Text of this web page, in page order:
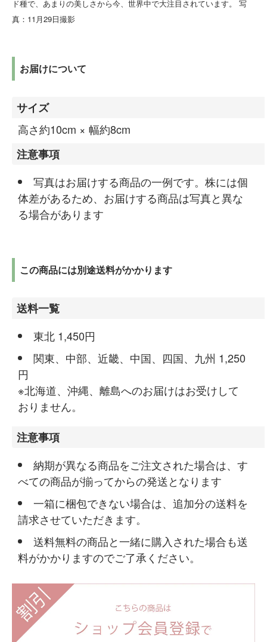
ド種で、あまりの美しさから今、世界中で大注目されています。 写
真：11月29日撮影
お届けについて
サイズ
高さ約10cm × 幅約8cm
注意事項
写真はお届けする商品の一例です。株には個
体差があるため、お届けする商品は写真と異な
る場合があります
この商品には別途送料がかかります
送料一覧
東北 1,450円
関東、中部、近畿、中国、四国、九州 1,250
円
※北海道、沖縄、離島へのお届けはお受けして
おりません。
注意事項
納期が異なる商品をご注文された場合は、す
べての商品が揃ってからの発送となります
一箱に梱包できない場合は、追加分の送料を
請求させていただきます。
送料無料の商品と一緒に購入された場合も送
料がかかりますのでご了承ください。